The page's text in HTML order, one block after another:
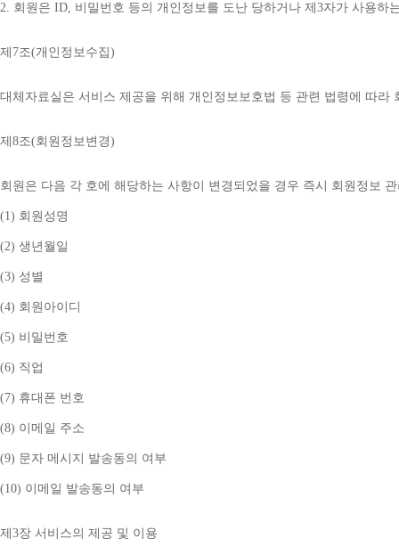
2. 회원은 ID, 비밀번호 등의 개인정보를 도난 당하거나 제 3자가 사용하
제 7조(개인정보수집)
대체자료실은 서비스 제공을 위해 개인정보보호법 등 관련 법령에 따라
제 8조(회원정보변경)
회원은 다음 각 호에 해당하는 사항이 변경되었을 경우 즉시 회원정보
(1) 회원성명
(2) 생년월일
(3) 성별
(4) 회원아이디
(5) 비밀번호
(6) 직업
(7) 휴대폰 번호
(8) 이메일 주소
(9) 문자 메시지 발송동의 여부
(10) 이메일 발송동의 여부
제 3장 서비스의 제공 및 이용